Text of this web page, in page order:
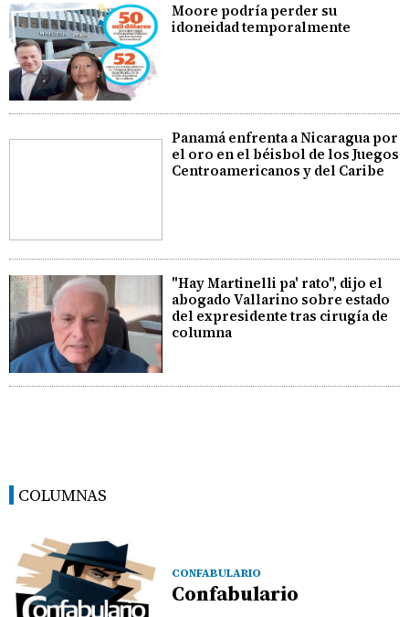
Moore podría perder su
idoneidad temporalmente
Panamá enfrenta a Nicaragua por
el oro en el béisbol de los Juegos
Centroamericanos y del Caribe
"Hay Martinelli pa' rato", dijo el
abogado Vallarino sobre estado
del expresidente tras cirugía de
columna
COLUMNAS
CONFABULARIO
Confabulario